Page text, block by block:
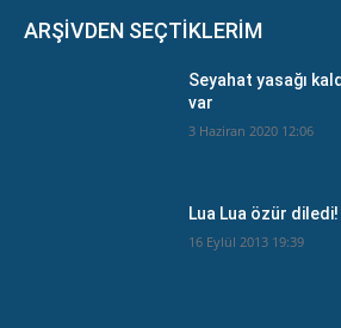
ARŞİVDEN SEÇTİKLERİM
Seyahat yasağı
var
3 Haziran 2020 12:06
Lua Lua özür diledi!
16 Eylül 2013 19:39